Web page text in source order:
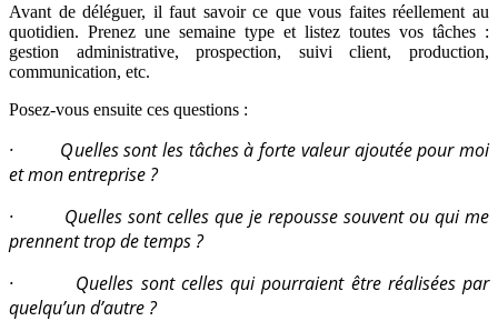
Avant de déléguer, il faut savoir ce que vous faites réellement au
quotidien. Prenez une semaine type et listez toutes vos tâches :
gestion administrative, prospection, suivi client, production,
communication, etc.
Posez-vous ensuite ces questions :
· Quelles sont les tâches à forte valeur ajoutée pour moi
et mon entreprise ?
· Quelles sont celles que je repousse souvent ou qui me
prennent trop de temps ?
· Quelles sont celles qui pourraient être réalisées par
quelqu’un d’autre ?